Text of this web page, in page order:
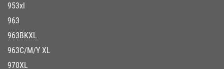
953xl
963
963BKXL
963C/M/Y XL
970XL